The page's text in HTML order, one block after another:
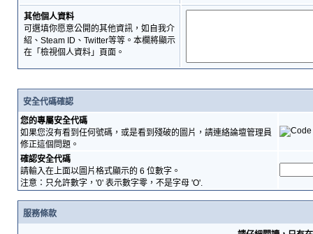
其他個人資料
可選填你愿意公開的其他資訊，如自我介
紹、Steam ID、Twitter等等。本欄將顯示
在「檢視個人資料」頁面。
安全代碼確認
您的專屬安全代碼
如果您沒有看到任何號碼，或是看到殘破的圖片，請連絡論壇管理員
修正這個問題。
確認安全代碼
請輸入在上面以圖片格式顯示的 6 位數字。
注意：只允許數字，'0' 表示數字零，不是字母 'O'.
服務條款